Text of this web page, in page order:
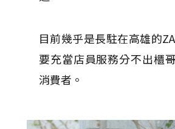
目前幾乎是長駐在高雄的
要充當店員服務分不出櫃
消費者。